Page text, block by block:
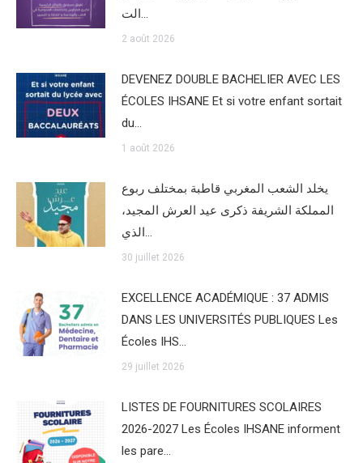
الت…
2 août 2026
DEVENEZ DOUBLE BACHELIER AVEC LES
ÉCOLES IHSANE Et si votre enfant sortait
du…
1 août 2026
يخلد الشعب المغربي قاطبة بمختلف ربوع
المملكة الشريفة ذكرى عيد العرش المجيد،
الذي…
30 juillet 2026
EXCELLENCE ACADÉMIQUE : 37 ADMIS
DANS LES UNIVERSITÉS PUBLIQUES Les
Écoles IHS…
29 juillet 2026
LISTES DE FOURNITURES SCOLAIRES
2026-2027 Les Écoles IHSANE informent
les pare…